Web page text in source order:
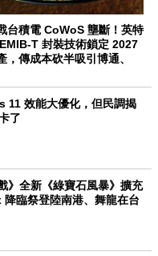
台積電 CoWoS 壟斷！英特
T 封裝技術鎖定 2027
，傳成本砍半吸引博通、
11 效能大優化，但民調揭
了
》全新《綠寶石風暴》擴充
臨祭登陸南港、舞龍在台